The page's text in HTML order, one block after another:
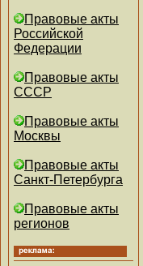
Правовые акты
Российской
Федерации
Правовые акты
СССР
Правовые акты
Москвы
Правовые акты
Санкт-Петербурга
Правовые акты
регионов